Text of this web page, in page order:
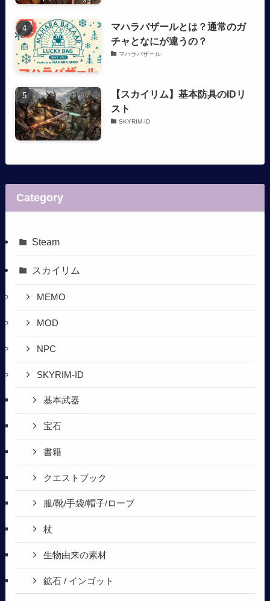
マハラバザールとは？通常のガ
チャとなにが違うの？
マハラバザール
【スカイリム】基本防具のIDリ
スト
SKYRIM-ID
Category
Steam
スカイリム
MEMO
MOD
NPC
SKYRIM-ID
基本武器
宝石
書籍
クエストブック
服/靴/手袋/帽子/ローブ
杖
生物由来の素材
鉱石 / インゴット